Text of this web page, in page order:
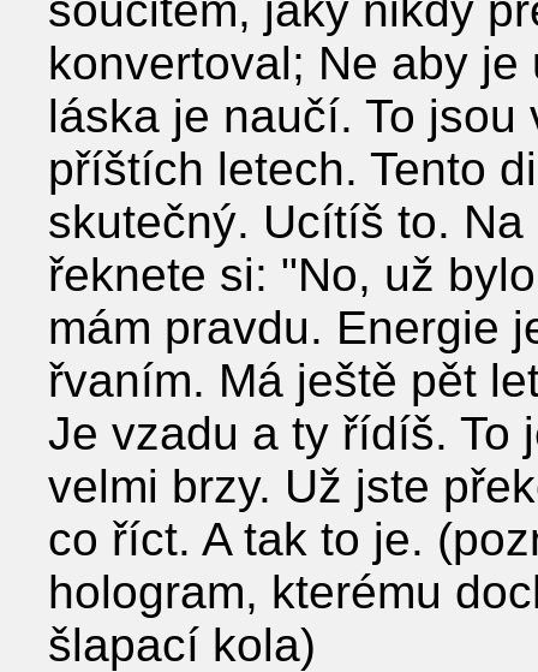
konvertoval; Ne aby
láska je naučí. To
příštích letech. Tento
skutečný. Ucítíš to.
řeknete si: "No, už
mám pravdu. Energie
řvaním. Má ještě pět
Je vzadu a ty řídíš. To
velmi brzy. Už jste
co říct. A tak to je.
hologram, kterému
šlapací kola)